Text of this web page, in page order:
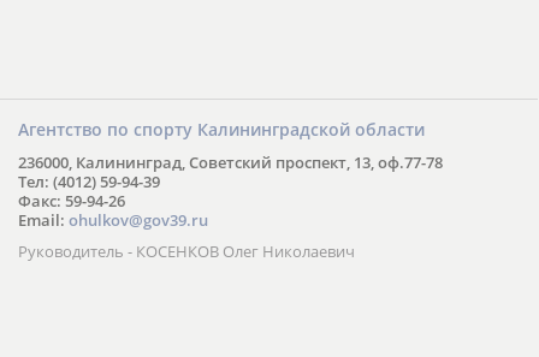
Агентство по спорту Калининградской области
236000, Калининград, Советский проспект, 13, оф.77-78
Тел: (4012) 59-94-39
Факс: 59-94-26
Email: ohulkov@gov39.ru
Руководитель - КОСЕНКОВ Олег Николаевич